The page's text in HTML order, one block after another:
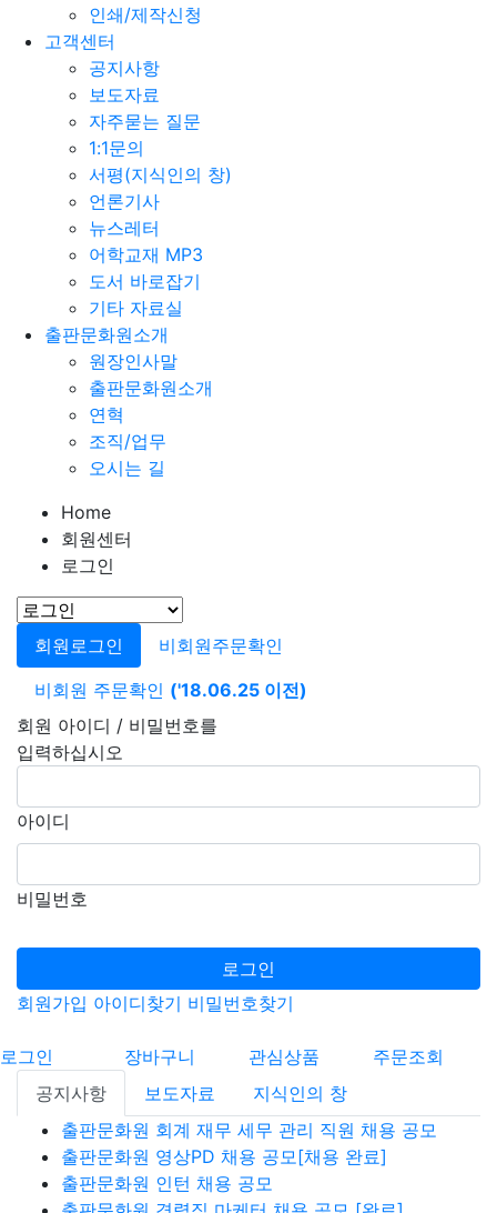
인쇄/제작신청
고객센터
공지사항
보도자료
자주묻는 질문
1:1문의
서평(지식인의 창)
언론기사
뉴스레터
어학교재 MP3
도서 바로잡기
기타 자료실
출판문화원소개
원장인사말
출판문화원소개
연혁
조직/업무
오시는 길
Home
회원센터
로그인
회원로그인
비회원주문확인
비회원 주문확인 ('18.06.25 이전)
회원 아이디 / 비밀번호를
입력하십시오
아이디
비밀번호
로그인
회원가입 아이디찾기 비밀번호찾기
로그인 장바구니 관심상품
주문조회
공지사항
보도자료
지식인의 창
출판문화원 회계 재무 세무 관리 직원 채용 공모
출판문화원 영상PD 채용 공모[채용 완료]
출판문화원 인턴 채용 공모